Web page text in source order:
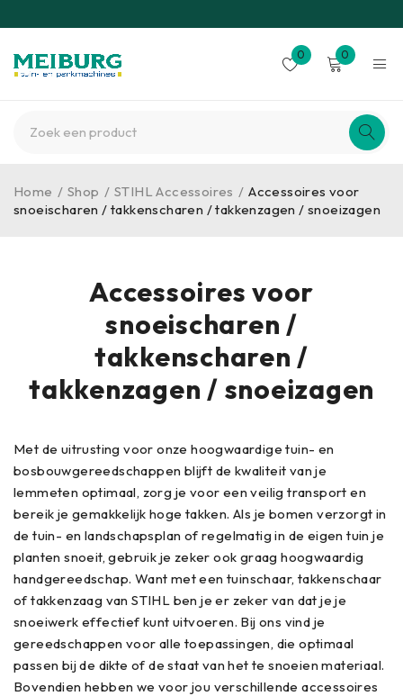
0 0
Accessoires voor
snoeischaren /
takkenscharen /
takkenzagen / snoeizagen
Home / Shop / STIHL Accessoires / Accessoires voor
snoeischaren / takkenscharen / takkenzagen / snoeizagen
Met de uitrusting voor onze hoogwaardige tuin- en
bosbouwgereedschappen blijft de kwaliteit van je
lemmeten optimaal, zorg je voor een veilig transport en
bereik je gemakkelijk hoge takken. Als je bomen verzorgt in
de tuin- en landschapsplan of regelmatig in de eigen tuin je
planten snoeit, gebruik je zeker ook graag hoogwaardig
handgereedschap. Want met een tuinschaar, takkenschaar
of takkenzaag van STIHL ben je er zeker van dat je je
snoeiwerk effectief kunt uitvoeren. Bij ons vind je
gereedschappen voor alle toepassingen, die optimaal
passen bij de dikte of de staat van het te snoeien materiaal.
Bovendien hebben we voor jou verschillende accessoires